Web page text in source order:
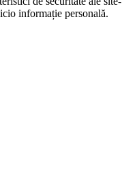
informație personală.